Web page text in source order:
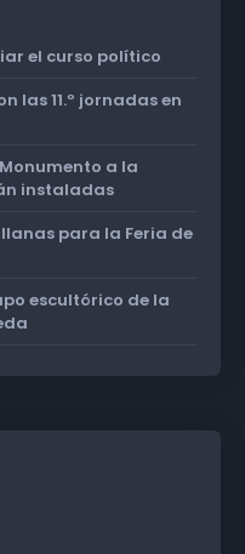
el curso político
las 11.º jornadas en
a la
instaladas
para la Feria de
escultórico de la